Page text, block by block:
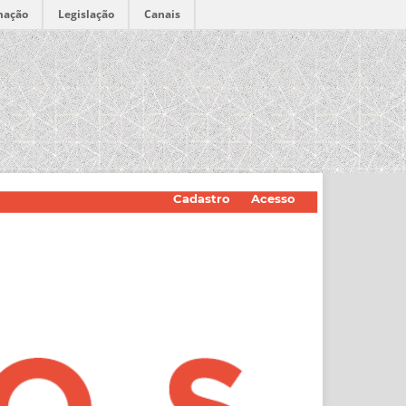
Legislação Canais
Cadastro Acesso